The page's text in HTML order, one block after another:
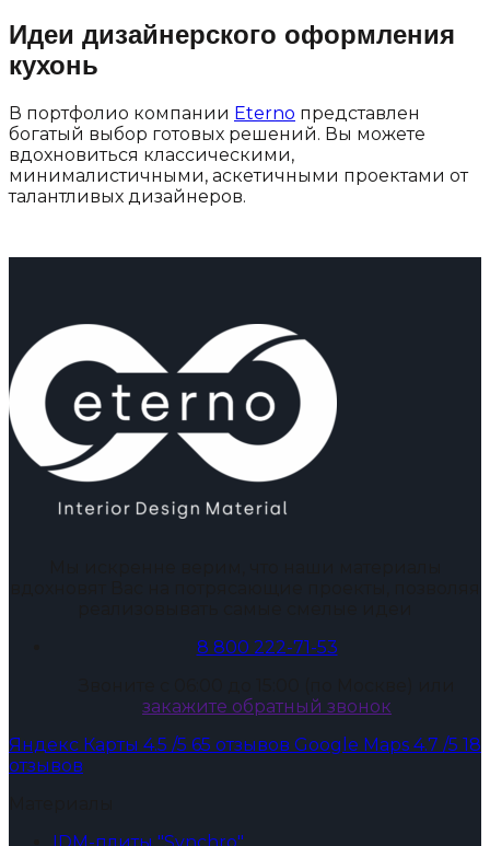
Идеи дизайнерского оформления
кухонь
В портфолио компании Eterno представлен
богатый выбор готовых решений. Вы можете
вдохновиться классическими,
минималистичными, аскетичными проектами от
талантливых дизайнеров.
8 800 222-71-53
закажите обратный звонок
Яндекс Карты 4.5 /5 65 отзывов Google Maps 4.7 /5 18
отзывов